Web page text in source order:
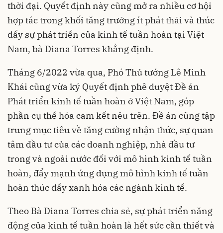
thời đại. Quyết định này cũng mở ra nhiều cơ hội
hợp tác trong khối tăng trưởng ít phát thải và thúc
đẩy sự phát triển của kinh tế tuần hoàn tại Việt
Nam, bà Diana Torres khẳng định.
Tháng 6/2022 vừa qua, Phó Thủ tướng Lê Minh
Khái cũng vừa ký Quyết định phê duyệt Đề án
Phát triển kinh tế tuần hoàn ở Việt Nam, góp
phần cụ thể hóa cam kết nêu trên. Đề án cũng tập
trung mục tiêu về tăng cường nhận thức, sự quan
tâm đầu tư của các doanh nghiệp, nhà đầu tư
trong và ngoài nước đối với mô hình kinh tế tuần
hoàn, đẩy mạnh ứng dụng mô hình kinh tế tuần
hoàn thúc đẩy xanh hóa các ngành kinh tế.
Theo Bà Diana Torres chia sẻ, sự phát triển năng
động của kinh tế tuần hoàn là hết sức cần thiết và